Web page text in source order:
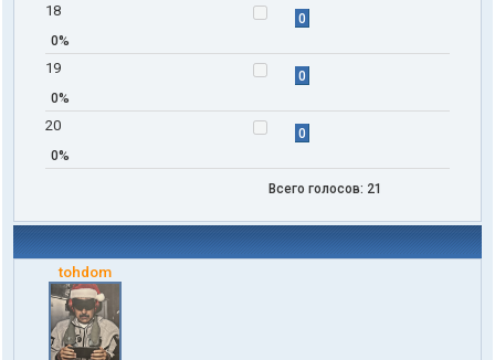
18
0
0%
19
0
0%
20
0
0%
Всего голосов: 21
tohdom